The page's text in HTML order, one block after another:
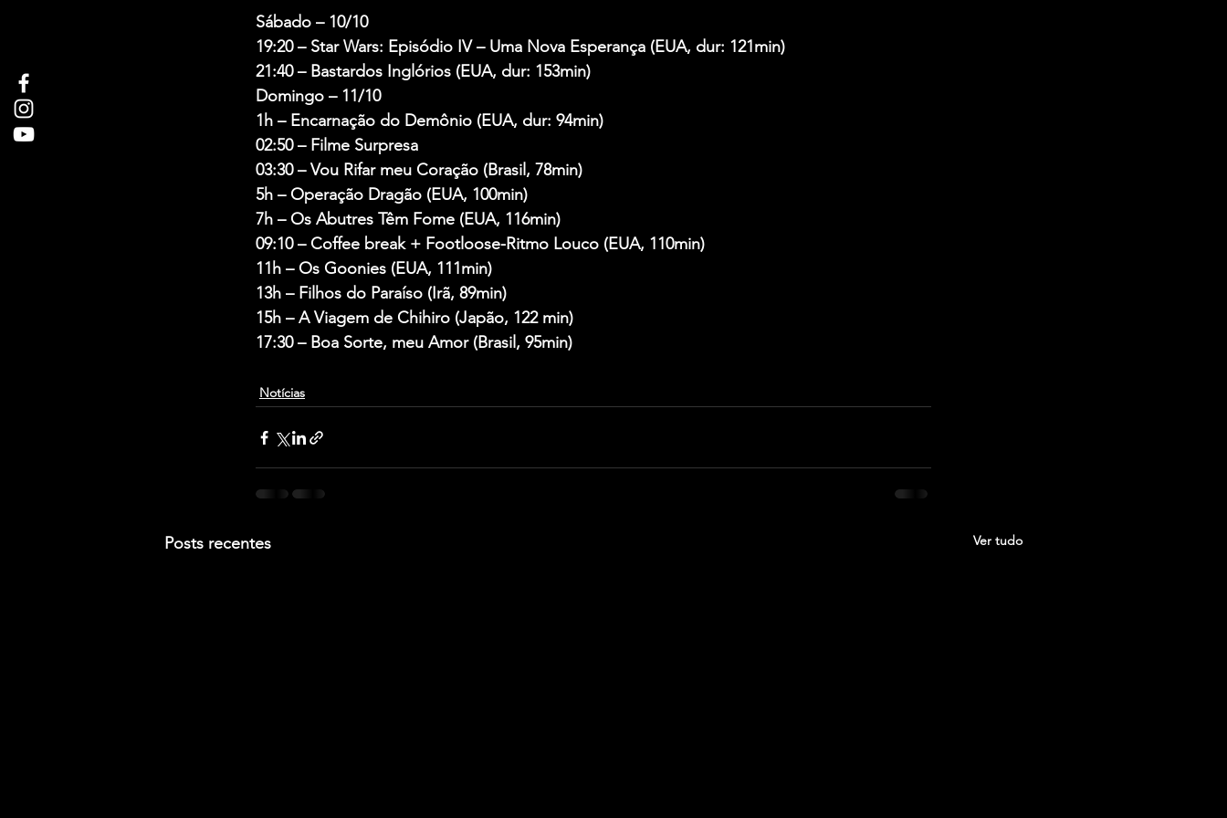
Sábado – 10/10
19:20 – Star Wars: Episódio IV – Uma Nova Esperança (EUA, dur: 121min)
21:40 – Bastardos Inglórios (EUA, dur: 153min)
Domingo – 11/10
1h – Encarnação do Demônio (EUA, dur: 94min)
02:50 – Filme Surpresa
03:30 – Vou Rifar meu Coração (Brasil, 78min)
5h – Operação Dragão (EUA, 100min)
7h – Os Abutres Têm Fome (EUA, 116min)
09:10 – Coffee break + Footloose-Ritmo Louco (EUA, 110min)
11h – Os Goonies (EUA, 111min)
13h – Filhos do Paraíso (Irã, 89min)
15h – A Viagem de Chihiro (Japão, 122 min)
17:30 – Boa Sorte, meu Amor (Brasil, 95min)
Notícias
Posts recentes Ver tudo